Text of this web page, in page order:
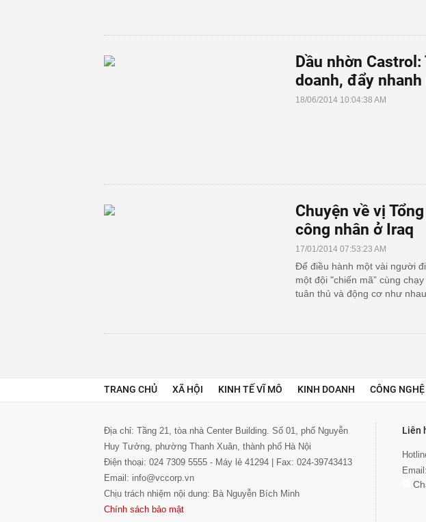
Dầu nhờn
doanh, đẩy
18/06/2014 10:04:38 AM
Chuyện về vị
công nhân ở Iraq
17/01/2014 07:53:23 AM
Để điều hành một vài người
một đội "chiến mã” cùng
tuân thủ và động cơ như
TRANG CHỦ XÃ HỘI KINH TẾ VĨ MÔ KINH DOANH CÔNG NGHỆ
Địa chỉ: Tầng 21, tòa nhà Center Building. Số 01, phố Nguyễn
Huy Tưởng, phường Thanh Xuân, thành phố Hà Nội
Điện thoại: 024 7309 5555 - Máy lẻ 41294 | Fax: 024-39743413
Email: info@vccorp.vn
Chịu trách nhiệm nội dung: Bà Nguyễn Bích Minh
Chính sách bảo mật
Liên
Email: